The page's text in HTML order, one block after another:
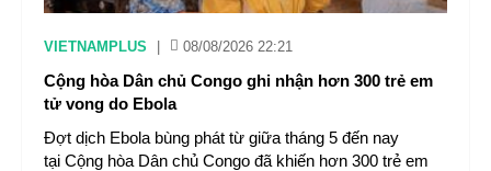
VIETNAMPLUS 08/08/2026 22:21
Cộng hòa Dân chủ Congo ghi nhận hơn 300 trẻ em
tử vong do Ebola
Đợt dịch Ebola bùng phát từ giữa tháng 5 đến nay
tại Cộng hòa Dân chủ Congo đã khiến hơn 300 trẻ em